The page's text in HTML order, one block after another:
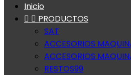
Inicio
  PRODUCTOS
SAT
ACCESORIOS
ACCESORIOS
RESTOS99